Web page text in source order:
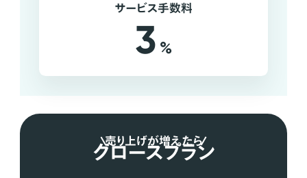
サービス手数料
3 %
売り上げが増えたら
グロースプラン